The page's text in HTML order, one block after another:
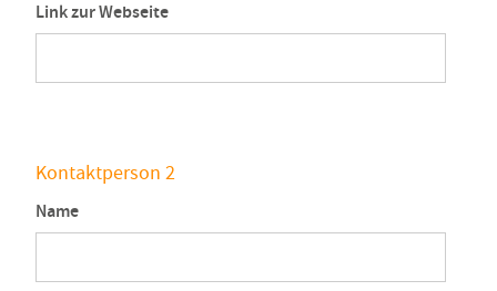
Link zur Webseite
Kontaktperson 2
Name